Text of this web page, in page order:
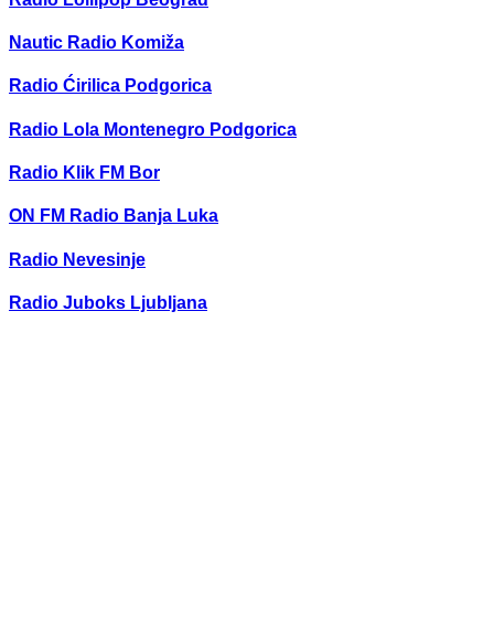
Nautic Radio Komiža
Radio Ćirilica Podgorica
Radio Lola Montenegro Podgorica
Radio Klik FM Bor
ON FM Radio Banja Luka
Radio Nevesinje
Radio Juboks Ljubljana